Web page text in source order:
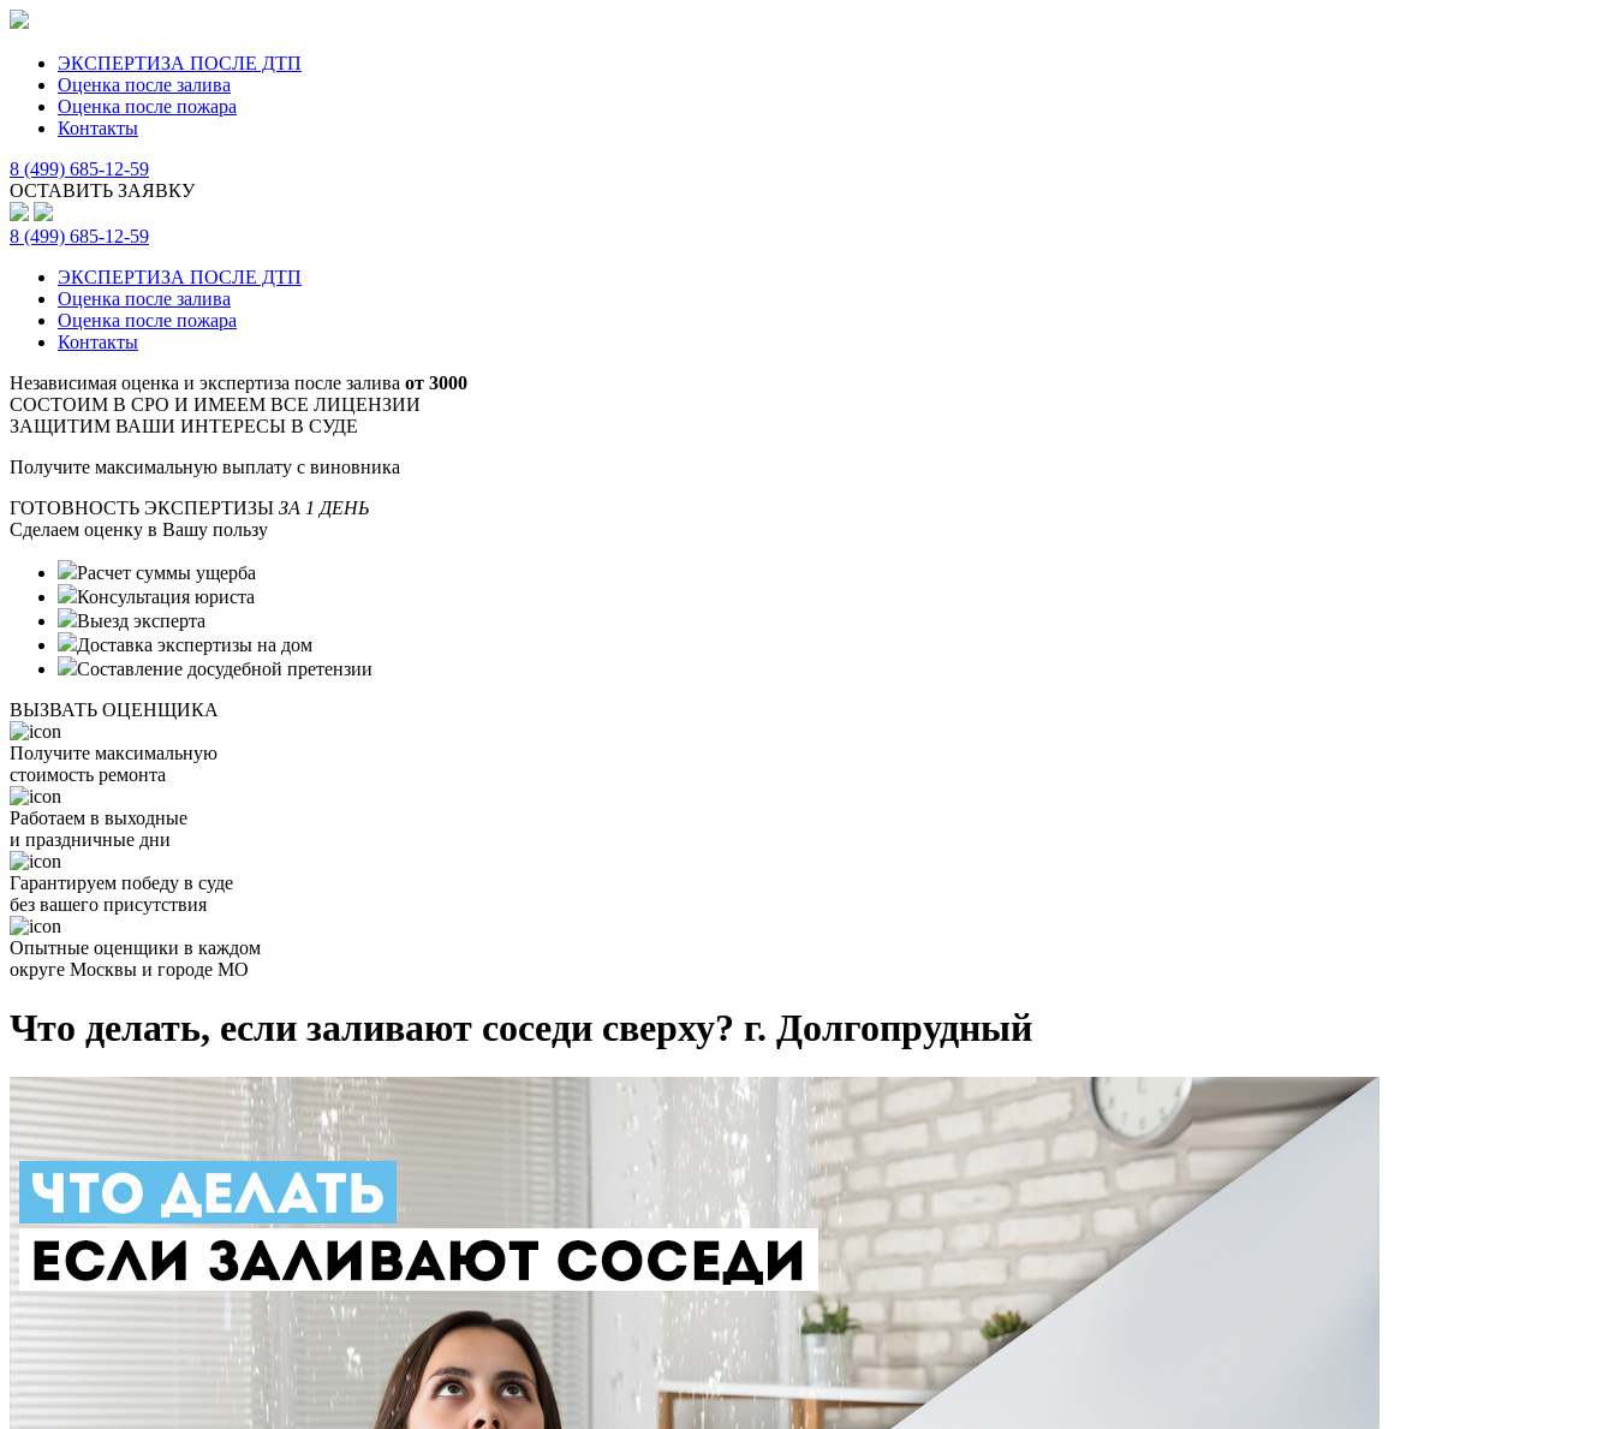
ЭКСПЕРТИЗА ПОСЛЕ ДТП
Оценка после залива
Оценка после пожара
Контакты
8 (499) 685-12-59
ОСТАВИТЬ ЗАЯВКУ
8 (499) 685-12-59
ЭКСПЕРТИЗА ПОСЛЕ ДТП
Оценка после залива
Оценка после пожара
Контакты
Независимая оценка и экспертиза после залива от 3000
СОСТОИМ В СРО И ИМЕЕМ ВСЕ ЛИЦЕНЗИИ
ЗАЩИТИМ ВАШИ ИНТЕРЕСЫ В СУДЕ
Получите максимальную выплату с виновника
ГОТОВНОСТЬ ЭКСПЕРТИЗЫ ЗА 1 ДЕНЬ
Сделаем оценку в Вашу пользу
Расчет суммы ущерба
Консультация юриста
Выезд эксперта
Доставка экспертизы на дом
Составление досудебной претензии
ВЫЗВАТЬ ОЦЕНЩИКА
Получите максимальную
стоимость ремонта
Работаем в выходные
и праздничные дни
Гарантируем победу в суде
без вашего присутствия
Опытные оценщики в каждом
округе Москвы и городе МО
Что делать, если заливают соседи сверху? г. Долгопрудный